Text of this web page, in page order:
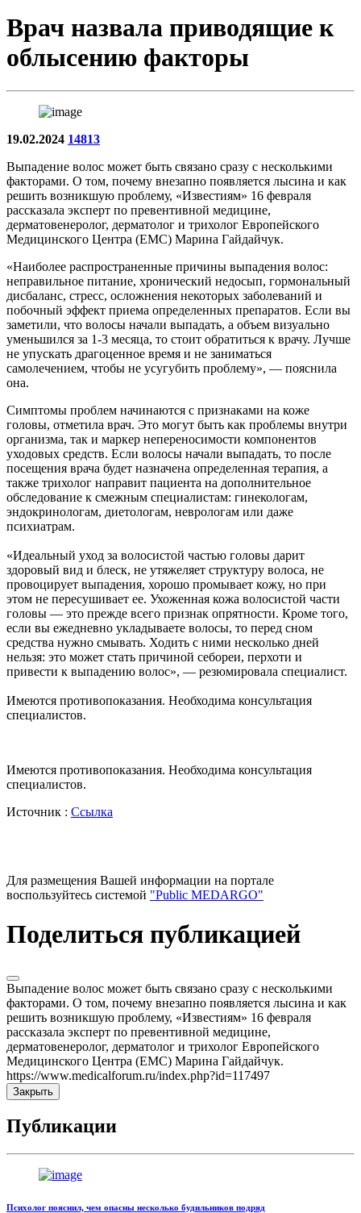
Врач назвала приводящие к
облысению факторы
19.02.2024 14813
Выпадение волос может быть связано сразу с несколькими
факторами. О том, почему внезапно появляется лысина и как
решить возникшую проблему, «Известиям» 16 февраля
рассказала эксперт по превентивной медицине,
дерматовенеролог, дерматолог и трихолог Европейского
Медицинского Центра (EMC) Марина Гайдайчук.
«Наиболее распространенные причины выпадения волос:
неправильное питание, хронический недосып, гормональный
дисбаланс, стресс, осложнения некоторых заболеваний и
побочный эффект приема определенных препаратов. Если вы
заметили, что волосы начали выпадать, а объем визуально
уменьшился за 1-3 месяца, то стоит обратиться к врачу. Лучше
не упускать драгоценное время и не заниматься
самолечением, чтобы не усугубить проблему», — пояснила
она.
Симптомы проблем начинаются с признаками на коже
головы, отметила врач. Это могут быть как проблемы внутри
организма, так и маркер непереносимости компонентов
уходовых средств. Если волосы начали выпадать, то после
посещения врача будет назначена определенная терапия, а
также трихолог направит пациента на дополнительное
обследование к смежным специалистам: гинекологам,
эндокринологам, диетологам, неврологам или даже
психиатрам.
«Идеальный уход за волосистой частью головы дарит
здоровый вид и блеск, не утяжеляет структуру волоса, не
провоцирует выпадения, хорошо промывает кожу, но при
этом не пересушивает ее. Ухоженная кожа волосистой части
головы — это прежде всего признак опрятности. Кроме того,
если вы ежедневно укладываете волосы, то перед сном
средства нужно смывать. Ходить с ними несколько дней
нельзя: это может стать причиной себореи, перхоти и
привести к выпадению волос», — резюмировала специалист.
Имеются противопоказания. Необходима консультация
специалистов.
Имеются противопоказания. Необходима консультация
специалистов.
Источник : Ссылка
Для размещения Вашей информации на портале
воспользуйтесь системой "Public MEDARGO"
Поделиться публикацией
Выпадение волос может быть связано сразу с несколькими
факторами. О том, почему внезапно появляется лысина и как
решить возникшую проблему, «Известиям» 16 февраля
рассказала эксперт по превентивной медицине,
дерматовенеролог, дерматолог и трихолог Европейского
Медицинского Центра (EMC) Марина Гайдайчук.
https://www.medicalforum.ru/index.php?id=117497
Закрыть
Публикации
Психолог пояснил, чем опасны несколько будильников подряд